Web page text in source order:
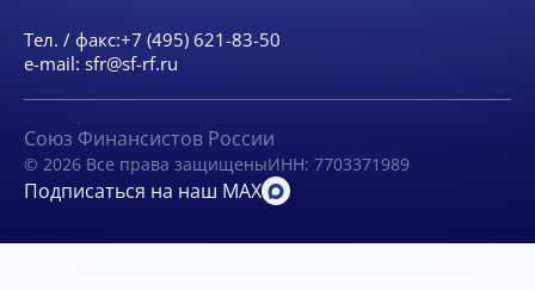
Тел. / факс:+7 (495) 621-83-50
e-mail: sfr@sf-rf.ru
Союз Финансистов России
© 2026 Все права защищеныИНН: 7703371989
Подписаться на наш MAX